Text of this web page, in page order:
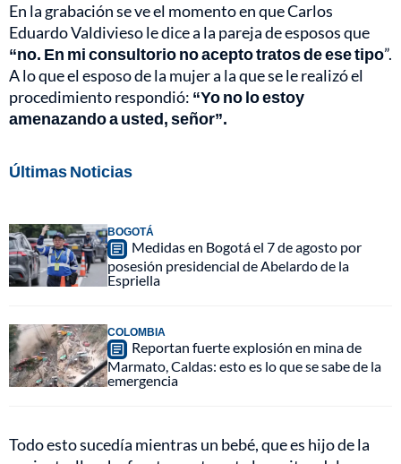
En la grabación se ve el momento en que Carlos
Eduardo Valdivieso le dice a la pareja de esposos que
“no. En mi consultorio no acepto tratos de ese tipo”.
A lo que el esposo de la mujer a la que se le realizó el
procedimiento respondió: “Yo no lo estoy
amenazando a usted, señor”.
Últimas Noticias
BOGOTÁ
Medidas en Bogotá el 7 de agosto por
posesión presidencial de Abelardo de la
Espriella
COLOMBIA
Reportan fuerte explosión en mina de
Marmato, Caldas: esto es lo que se sabe de la
emergencia
Todo esto sucedía mientras un bebé, que es hijo de la